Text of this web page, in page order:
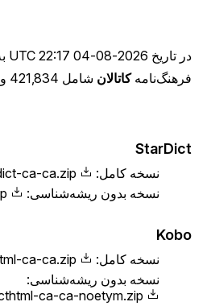
در تاریخ 2026-08-04 22:17 UTC
فرهنگ‌نامهکاتالان شامل 421,834 واژه است.
StarDict
نسخه کامل:
ca-ca.zip
نسخه بدون ریشه‌شناسی:
Kobo
نسخه کامل:
ca-ca.zip
نسخه بدون ریشه‌شناسی:
ca-ca-noetym.zip